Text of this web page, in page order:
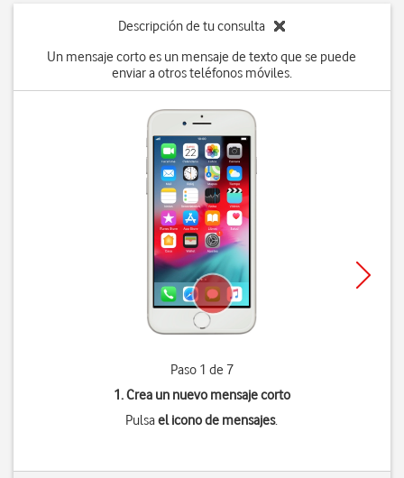
Descripción de tu consulta
Un mensaje corto es un mensaje de texto que se puede
enviar a otros teléfonos móviles.
Paso 1 de 7
1. Crea un nuevo mensaje corto
Pulsael icono de mensajes.